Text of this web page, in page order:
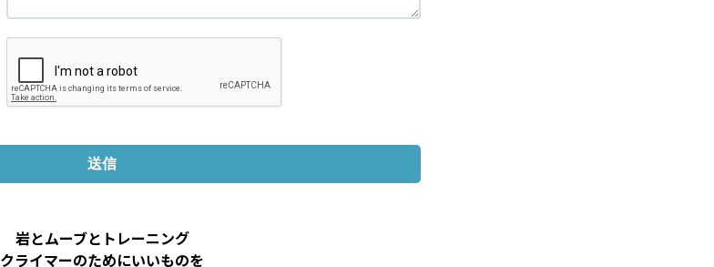
岩とムーブとトレーニング
クライマーのためにいいものを